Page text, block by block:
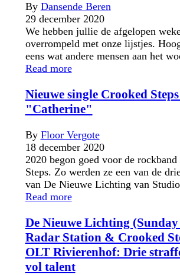
By Dansende Beren
29 december 2020
We hebben jullie de afgelopen
overrompeld met onze lijstjes.
eens wat andere mensen aan het
Read more
Nieuwe single Crooked
"Catherine"
By Floor Vergote
18 december 2020
2020 begon goed voor de
Steps. Zo werden ze een van de
van De Nieuwe Lichting van
Read more
De Nieuwe Lichting (Sunday
Radar Station & Crooked
OLT Rivierenhof: Drie
vol talent